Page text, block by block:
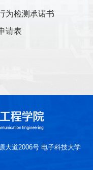
为检测承诺书
请表
大道2006号 电子科技大学